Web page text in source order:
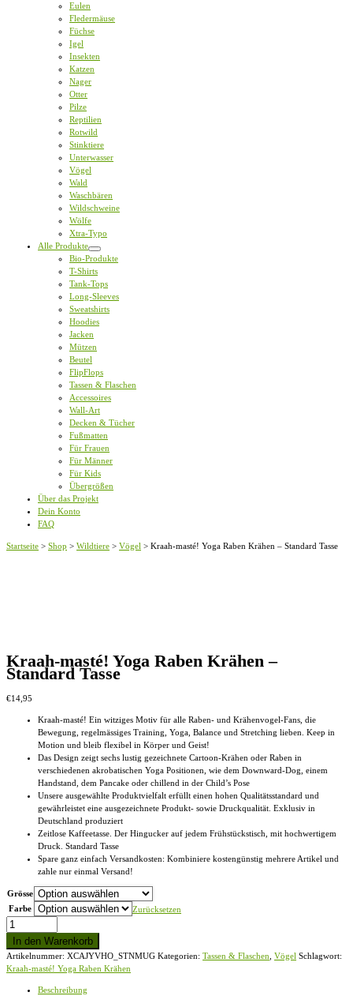
Eulen
Fledermäuse
Füchse
Igel
Insekten
Katzen
Nager
Otter
Pilze
Reptilien
Rotwild
Stinktiere
Unterwasser
Vögel
Wald
Waschbären
Wildschweine
Wölfe
Xtra-Typo
Alle Produkte
Bio-Produkte
T-Shirts
Tank-Tops
Long-Sleeves
Sweatshirts
Hoodies
Jacken
Mützen
Beutel
FlipFlops
Tassen & Flaschen
Accessoires
Wall-Art
Decken & Tücher
Fußmatten
Für Frauen
Für Männer
Für Kids
Übergrößen
Über das Projekt
Dein Konto
FAQ
Startseite > Shop > Wildtiere > Vögel > Kraah-masté! Yoga Raben Krähen – Standard Tasse
Kraah-masté! Yoga Raben Krähen –
Standard Tasse
€14,95
Kraah-masté! Ein witziges Motiv für alle Raben- und Krähenvogel-Fans, die
Bewegung, regelmässiges Training, Yoga, Balance und Stretching lieben. Keep in
Motion und bleib flexibel in Körper und Geist!
Das Design zeigt sechs lustig gezeichnete Cartoon-Krähen oder Raben in
verschiedenen akrobatischen Yoga Positionen, wie dem Downward-Dog, einem
Handstand, dem Pancake oder chillend in der Child’s Pose
Unsere ausgewählte Produktvielfalt erfüllt einen hohen Qualitätsstandard und
gewährleistet eine ausgezeichnete Produkt- sowie Druckqualität. Exklusiv in
Deutschland produziert
Zeitlose Kaffeetasse. Der Hingucker auf jedem Frühstückstisch, mit hochwertigem
Druck. Standard Tasse
Spare ganz einfach Versandkosten: Kombiniere kostengünstig mehrere Artikel und
zahle nur einmal Versand!
Grösse
Farbe
Zurücksetzen
Kraah-
masté!
Yoga
Raben
Krähen
In den Warenkorb
Artikelnummer: XCAJYVHO_STNMUG Kategorien: Tassen & Flaschen Vögel Schlagwort:
Kraah-masté! Yoga Raben Krähen
Beschreibung